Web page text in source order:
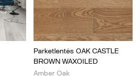
Parketlentės OAK CASTLE
BROWN WAXOILED
Amber Oak